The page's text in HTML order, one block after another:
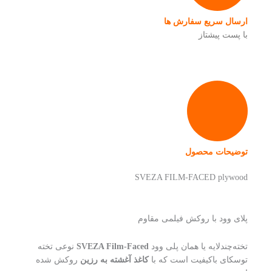
ارسال سریع سفارش ها
با پست پیشتاز
توضیحات محصول
SVEZA FILM-FACED plywood
پلای وود با روکش فیلمی مقاوم
تخته‌چندلایه یا همان پلی وود SVEZA Film-Faced نوعی تخته
توسکای باکیفیت است که با کاغذ آغشته به رزین روکش شده